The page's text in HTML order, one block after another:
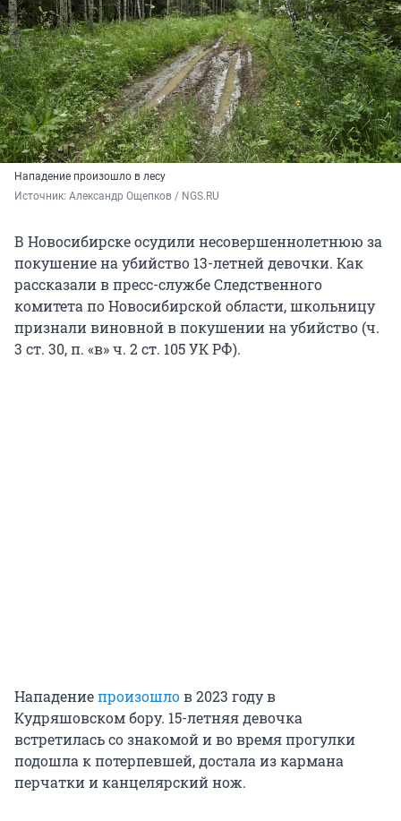
Нападение произошло в лесу
Источник: Александр Ощепков / NGS.RU
В Новосибирске осудили несовершеннолетнюю за
покушение на убийство 13-летней девочки. Как
рассказали в пресс-службе Следственного
комитета по Новосибирской области, школьницу
признали виновной в покушении на убийство (ч.
3 ст. 30, п. «в» ч. 2 ст. 105 УК РФ).
Нападениепроизошлов 2023 году в
Кудряшовском бору. 15-летняя девочка
встретилась со знакомой и во время прогулки
подошла к потерпевшей, достала из кармана
перчатки и канцелярский нож.